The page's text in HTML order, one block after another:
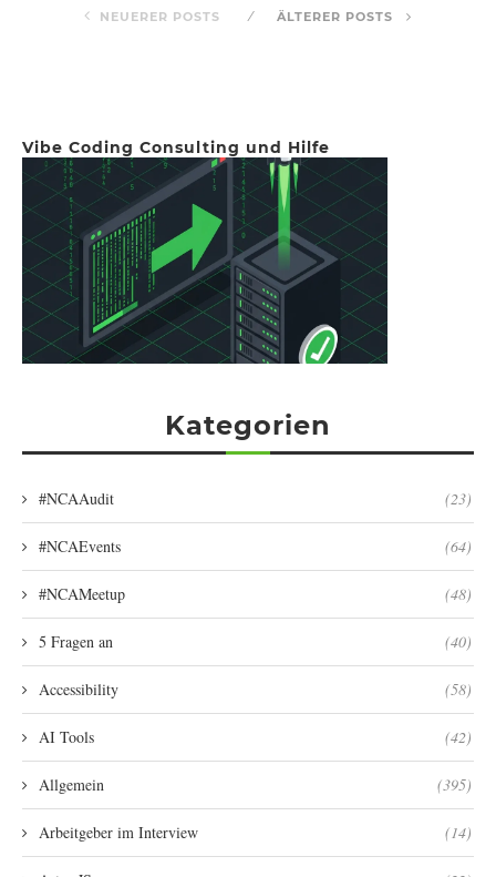
NEUERER POSTS ÄLTERER POSTS
Vibe Coding Consulting und Hilfe
Kategorien
#NCAAudit (23)
#NCAEvents (64)
#NCAMeetup (48)
5 Fragen an (40)
Accessibility (58)
AI Tools (42)
Allgemein (395)
Arbeitgeber im Interview (14)